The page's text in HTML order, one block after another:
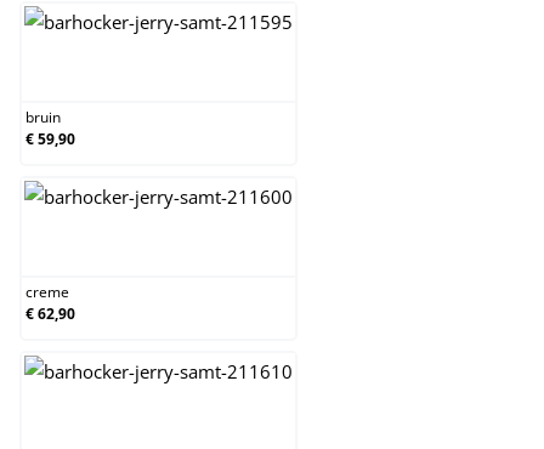
bruin
€ 59,90
creme
€ 62,90